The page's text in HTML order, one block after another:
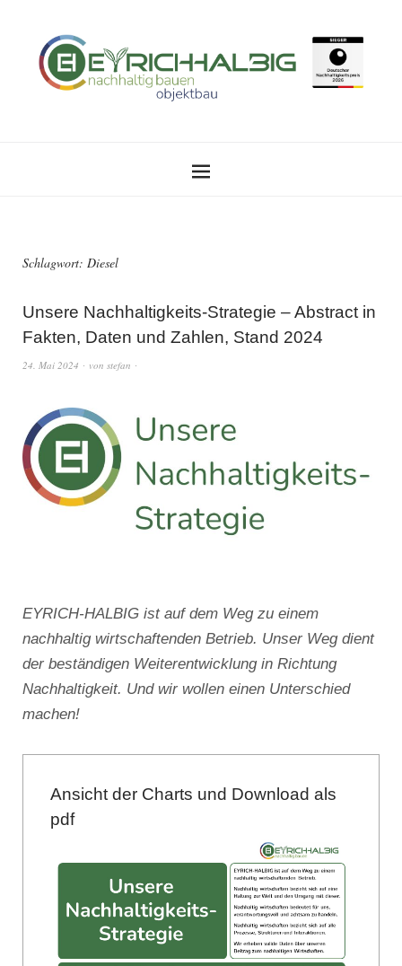
Schlagwort: Diesel
Unsere Nachhaltigkeits-Strategie – Abstract in
Fakten, Daten und Zahlen, Stand 2024
24. Mai 2024 von stefan
EYRICH-HALBIG ist auf dem Weg zu einem
nachhaltig wirtschaftenden Betrieb. Unser Weg dient
der beständigen Weiterentwicklung in Richtung
Nachhaltigkeit. Und wir wollen einen Unterschied
machen!
Ansicht der Charts und Download als
pdf